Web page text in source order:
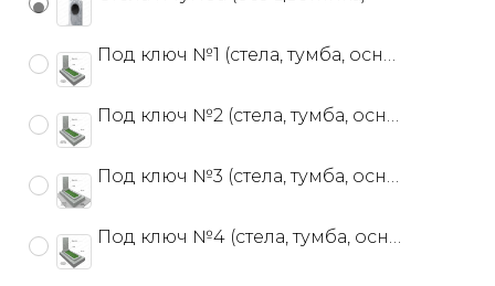
Под ключ №1 (стела, тумба, основание, цветник)
Под ключ №2 (стела, тумба, основание+, цветник)
Под ключ №3 (стела, тумба, основание+, цветник, тротуарная плитка)
Под ключ №4 (стела, тумба, основание, цветник)